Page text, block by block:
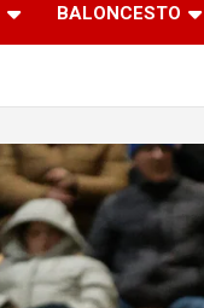
BALONCESTO